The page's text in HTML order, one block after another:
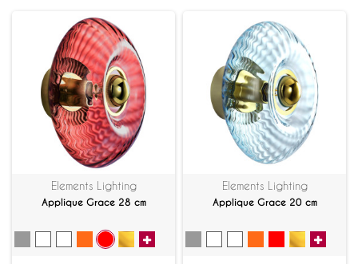
Elements Lighting
Applique Grace 28 cm
Elements Lighting
Applique Grace 20 cm